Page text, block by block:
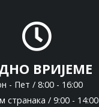
ВРИЈЕМЕ
- Пет / 8:00 - 16:00
странака / 9:00 - 14:00